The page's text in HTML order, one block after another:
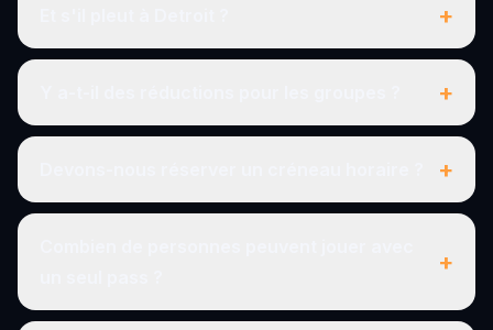
+
+
+
+